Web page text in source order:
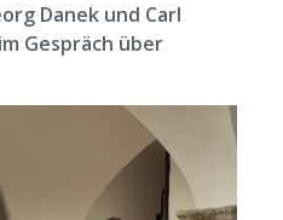
Danek und Carl
Gespräch über